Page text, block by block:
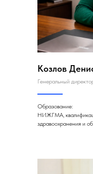
Козлов
Генеральный
Образование:
НИЖГМА,
здравоохранения и